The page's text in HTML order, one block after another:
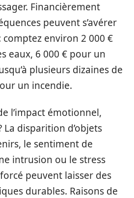
Financièrement
peuvent s’avérer
environ 2 000 €
eaux, 6 000 € pour un
plusieurs dizaines de
un incendie.
l’impact émotionnel,
disparition d’objets
le sentiment de
intrusion ou le stress
peuvent laisser des
durables. Raisons de